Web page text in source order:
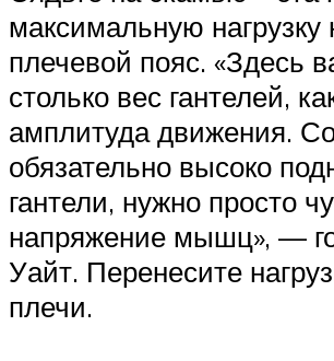
максимальную нагрузку
плечевой пояс. «Здесь
столько вес гантелей,
амплитуда движения.
обязательно высоко
гантели, нужно просто
напряжение мышц», —
Уайт. Перенесите
плечи.